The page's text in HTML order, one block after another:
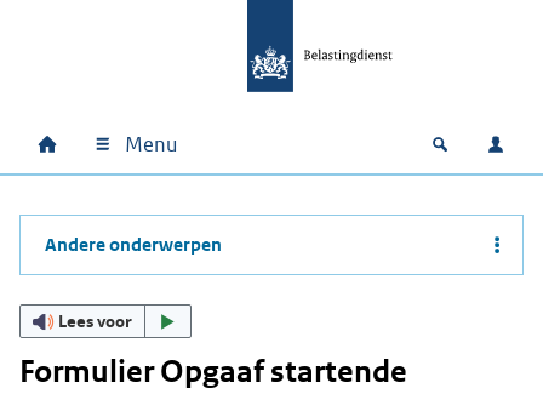
Hoofdnavigatie
Home Menu Open
Andere onderwerpen
Lees voor
Formulier Opgaaf startende